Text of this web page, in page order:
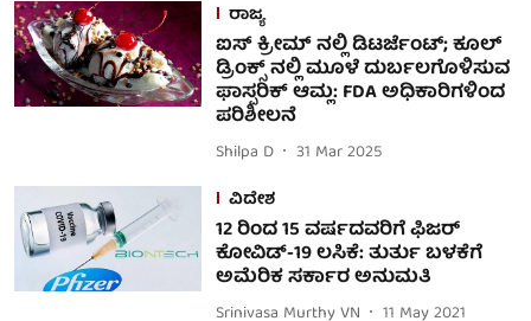
ರಾಜ್ಯ
ಐಸ್ ಕ್ರೀಮ್‌ ನಲ್ಲಿ ಡಿಟರ್ಜೆಂಟ್; ಕೂಲ್
ಡ್ರಿಂಕ್ಸ್ ನಲ್ಲಿ ಮೂಳೆ ದುರ್ಬಲಗೊಳಿಸುವ
ಫಾಸ್ಪರಿಕ್ ಆಮ್ಲ: FDA ಅಧಿಕಾರಿಗಳಿಂದ
ಪರಿಶೀಲನೆ
Shilpa D
31 Mar 2025
ವಿದೇಶ
12 ರಿಂದ 15 ವರ್ಷದವರಿಗೆ ಫಿಜರ್
ಕೋವಿಡ್-19 ಲಸಿಕೆ: ತುರ್ತು ಬಳಕೆಗೆ
ಅಮೆರಿಕ ಸರ್ಕಾರ ಅನುಮತಿ
Srinivasa Murthy VN
11 May 2021